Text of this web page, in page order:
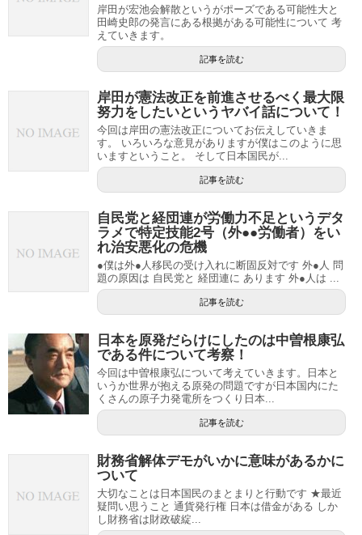
岸田が宏池会解散というがポーズである可能性大と
田崎史郎の発言にある根拠がある可能性について 考
えていきます。
記事を読む
岸田が憲法改正を前進させるべく最大限
努力をしたいというヤバイ話について！
今回は岸田の憲法改正についてお伝えしていきま
す。 いろいろな意見がありますが僕はこのように思
いますということ。 そして日本国民が...
記事を読む
自民党と経団連が労働力不足というデタ
ラメで特定技能2号（外●●労働者）をい
れ治安悪化の危機
●僕は外●人移民の受け入れに断固反対です 外●人 問
題の原因は 自民党と 経団連に あります 外●人は ...
記事を読む
日本を原発だらけにしたのは中曽根康弘
である件について考察！
今回は中曽根康弘について考えていきます。日本と
いうか世界が抱える原発の問題ですが日本国内にた
くさんの原子力発電所をつくり日本...
記事を読む
財務省解体デモがいかに意味があるかに
ついて
大切なことは日本国民のまとまりと行動です ★最近
疑問い思うこと 通貨発行権 日本は借金がある しか
し財務省は財政破綻...